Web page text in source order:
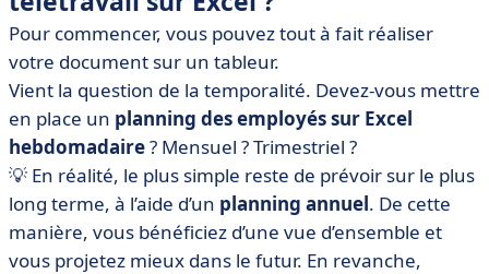
Pour commencer, vous pouvez tout à fait réaliser
votre document sur un tableur.
Vient la question de la temporalité. Devez-vous mettre
en place un planning des employés sur Excel
hebdomadaire? Mensuel ? Trimestriel ?
💡 En réalité, le plus simple reste de prévoir sur le plus
long terme, à l’aide d’un planning annuel. De cette
manière, vous bénéficiez d’une vue d’ensemble et
vous projetez mieux dans le futur. En revanche,